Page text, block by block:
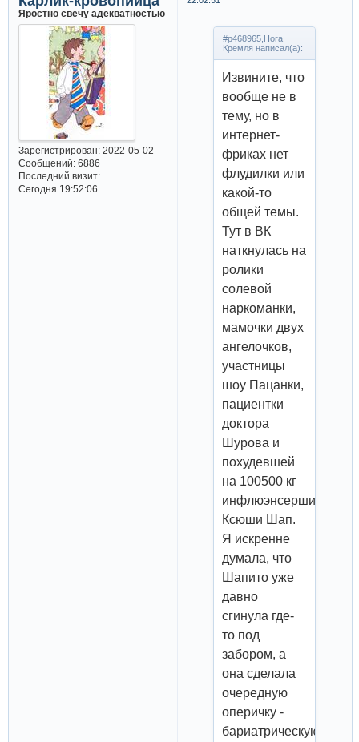
Яростно свечу адекватностью
Зарегистрирован: 2022-05-02
Сообщений:6886
Последний визит:
Сегодня 19:52:06
#p468965,Нога
Кремля написал(а):
Извините, что
вообще не в
тему, но в
интернет-
фриках нет
флудилки или
какой-то
общей темы.
Тут в ВК
наткнулась на
ролики
солевой
наркоманки,
мамочки двух
ангелочков,
участницы
шоу Пацанки,
пациентки
доктора
Шурова и
похудевшей
на 100500 кг
инфлюэнсерши
Ксюши Шап.
Я искренне
думала, что
Шапито уже
давно
сгинула где-
то под
забором, а
она сделала
очередную
оперичку -
бариатрическую,